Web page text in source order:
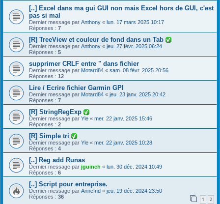
[..] Excel dans ma gui GUI non mais Excel hors de GUI, c'est
pas si mal
Dernier message par Anthony « lun. 17 mars 2025 10:17
Réponses : 7
[R] TreeView et couleur de fond dans un Tab
Dernier message par Anthony « jeu. 27 févr. 2025 06:24
Réponses : 5
supprimer CRLF entre " dans fichier
Dernier message par Motard84 « sam. 08 févr. 2025 20:56
Réponses : 12
Lire / Ecrire fichier Garmin GPI
Dernier message par Motard84 « jeu. 23 janv. 2025 20:42
Réponses : 7
[R] StringRegExp
Dernier message par Yle « mer. 22 janv. 2025 15:46
Réponses : 2
[R] Simple tri
Dernier message par Yle « mer. 22 janv. 2025 10:28
Réponses : 4
[..] Reg add Runas
Dernier message par jguinch « lun. 30 déc. 2024 10:49
Réponses : 6
[..] Script pour entreprise.
Dernier message par Annefnd « jeu. 19 déc. 2024 23:50
Réponses : 36 1 2